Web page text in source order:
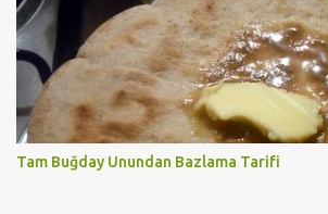
Tam Buğday Unundan Bazlama Tarifi